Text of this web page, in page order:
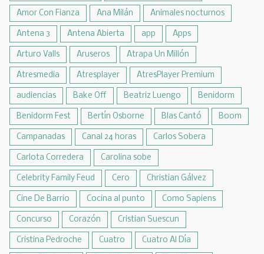
Amor Con Fianza Ana Milán Animales nocturnos
Antena 3 Antena Abierta app Apps
Arturo Valls Aruseros Atrapa Un Millón
Atresmedia Atresplayer AtresPlayer Premium
audiencias Bake Off Beatriz Luengo Benidorm
Benidorm Fest Bertín Osborne Blas Cantó Boom
Campanadas Canal 24 horas Carlos Sobera
Carlota Corredera Carolina sobe
Celebrity Family Feud Cero Christian Gálvez
Cine De Barrio Cocina al punto Como Sapiens
Concurso Corazón Cristian Suescun
Cristina Pedroche Cuatro Cuatro Al Día